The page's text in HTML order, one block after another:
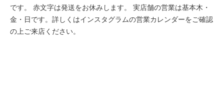
です。 赤文字は発送をお休みします。 実店舗の営業は基本木・
金・日です。詳しくはインスタグラムの営業カレンダーをご確認
の上ご来店ください。